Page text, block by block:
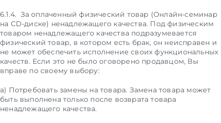
6.1.4. За оплаченный физический товар (Онлайн-семинар
на CD-диске) ненадлежащего качества. Под физическим
товаром ненадлежащего качества подразумевается
физический товар, в котором есть брак, он неисправен и
не может обеспечить исполнение своих функциональных
качеств. Если это не было оговорено продавцом, Вы
вправе по своему выбору:
а) Потребовать замены на товара. Замена товара может
быть выполнена только после возврата товара
ненадлежащего качества.